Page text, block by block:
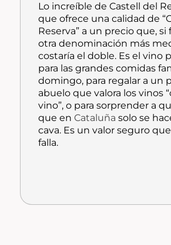
Lo increíble de Castell del
que ofrece una calidad de
Reserva” a un precio que, si
otra denominación más
costaría el doble. Es el vino
para las grandes comidas
domingo, para regalar a un
abuelo que valora los vinos
vino”, o para sorprender a
que enCataluña solo se
cava. Es un valor seguro
falla.